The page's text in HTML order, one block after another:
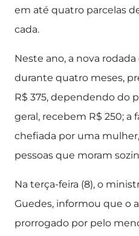
em até quatro parcelas
cada.
Neste ano, a nova
durante quatro meses,
R$ 375, dependendo do
geral, recebem R$ 250; a
chefiada por uma
pessoas que moram
Na terça-feira (8), o
Guedes, informou que o
prorrogado por pelo